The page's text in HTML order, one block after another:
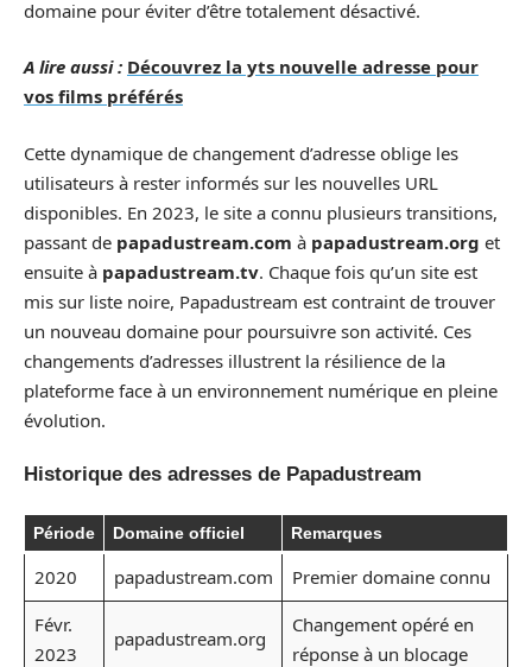
domaine pour éviter d’être totalement désactivé.
A lire aussi : Découvrez la yts nouvelle adresse pour
vos films préférés
Cette dynamique de changement d’adresse oblige les
utilisateurs à rester informés sur les nouvelles URL
disponibles. En 2023, le site a connu plusieurs transitions,
passant de papadustream.com à papadustream.org et
ensuite à papadustream.tv. Chaque fois qu’un site est
mis sur liste noire, Papadustream est contraint de trouver
un nouveau domaine pour poursuivre son activité. Ces
changements d’adresses illustrent la résilience de la
plateforme face à un environnement numérique en pleine
évolution.
Historique des adresses de Papadustream
Période Domaine officiel Remarques
2020 papadustream.com
Premier domaine connu
Févr.
2023
papadustream.org
Changement opéré en
réponse à un blocage